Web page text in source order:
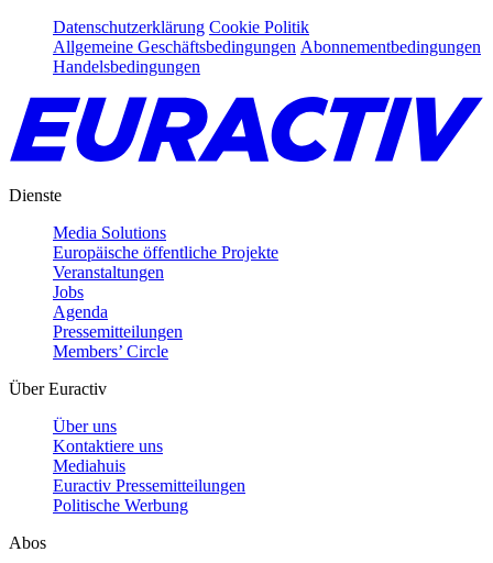
Datenschutzerklärung Cookie Politik
Allgemeine Geschäftsbedingungen Abonnementbedingungen
Handelsbedingungen
Dienste
Media Solutions
Europäische öffentliche Projekte
Veranstaltungen
Jobs
Agenda
Pressemitteilungen
Members’ Circle
Über Euractiv
Über uns
Kontaktiere uns
Mediahuis
Euractiv Pressemitteilungen
Politische Werbung
Abos